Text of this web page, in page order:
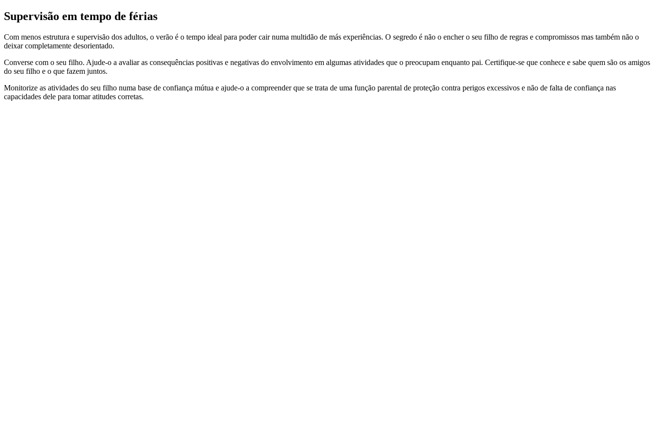
Supervisão em tempo de férias
Com menos estrutura e supervisão dos adultos, o verão é o tempo ideal para poder cair numa multidão de más experiências. O segredo é não o encher o seu filho de regras e compromissos mas também não o
deixar completamente desorientado.
Converse com o seu filho. Ajude-o a avaliar as consequências positivas e negativas do envolvimento em algumas atividades que o preocupam enquanto pai. Certifique-se que conhece e sabe quem são os amigos
do seu filho e o que fazem juntos.
Monitorize as atividades do seu filho numa base de confiança mútua e ajude-o a compreender que se trata de uma função parental de proteção contra perigos excessivos e não de falta de confiança nas
capacidades dele para tomar atitudes corretas.